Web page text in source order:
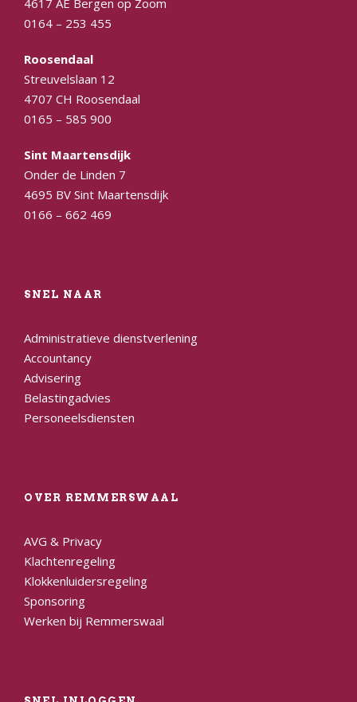
0164 – 253 455
Roosendaal
Streuvelslaan 12
4707 CH Roosendaal
0165 – 585 900
Sint Maartensdijk
Onder de Linden 7
4695 BV Sint Maartensdijk
0166 – 662 469
SNEL NAAR
Administratieve dienstverlening
Accountancy
Advisering
Belastingadvies
Personeelsdiensten
OVER REMMERSWAAL
AVG & Privacy
Klachtenregeling
Klokkenluidersregeling
Sponsoring
Werken bij Remmerswaal